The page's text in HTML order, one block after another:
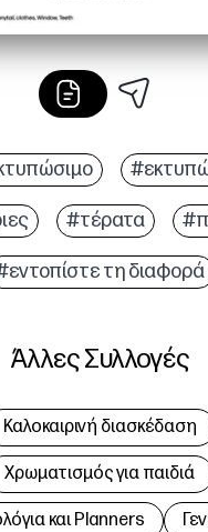
#τέρατα
τη διαφορά
Άλλες Συλλογές
Καλοκαιρινή διασκέδαση
Χρωματισμός για παιδιά
και Planners